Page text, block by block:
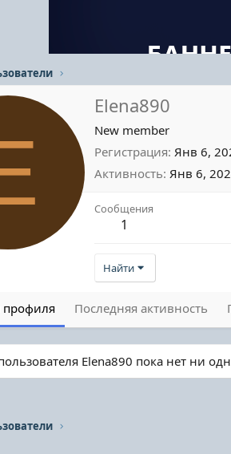
Elena890
New member
Регистрация Янв 6,
Активность Янв 6,
Сообщения
1
Найти
Последняя активность
Elena890 пока нет ни